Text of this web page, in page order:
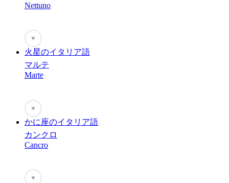
Nettuno
♥
火星のイタリア語
マルテ
Marte
♥
かに座のイタリア語
カンクロ
Cancro
♥